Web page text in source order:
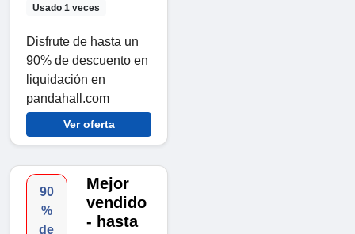
Usado 1 veces
Disfrute de hasta un
90% de descuento en
liquidación en
pandahall.com
Ver oferta
90
%
de
Mejor
vendido
- hasta